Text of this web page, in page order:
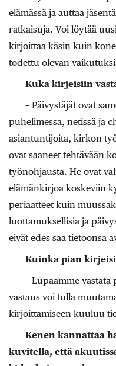
elämässä ja auttaa
ratkaisuja. Voi löytää
kirjoittaa käsin kuin
todettu olevan
Kuka kirjeisiin
– Päivystäjät ovat
puhelimessa, netissä ja
asiantuntijoita, kirkon
ovat saaneet tehtävään
työnohjausta. He ovat
elämänkirjoa koskeviin
periaatteet kuin
luottamuksellisia ja
eivät edes saa tietoonsa
Kuinka pian
– Lupaamme
vastaus voi tulla
kirjoittamiseen kuuluu
Kenen kannattaa
kuvitella, että